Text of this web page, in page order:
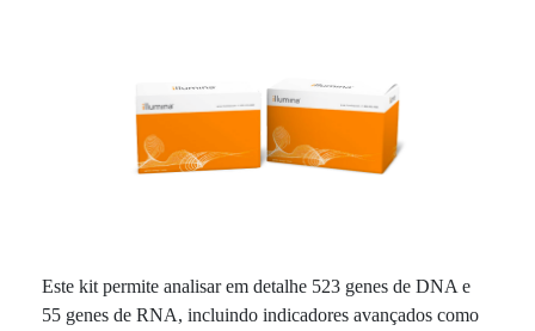
Este kit permite analisar em detalhe 523 genes de DNA e
55 genes de RNA, incluindo indicadores avançados como